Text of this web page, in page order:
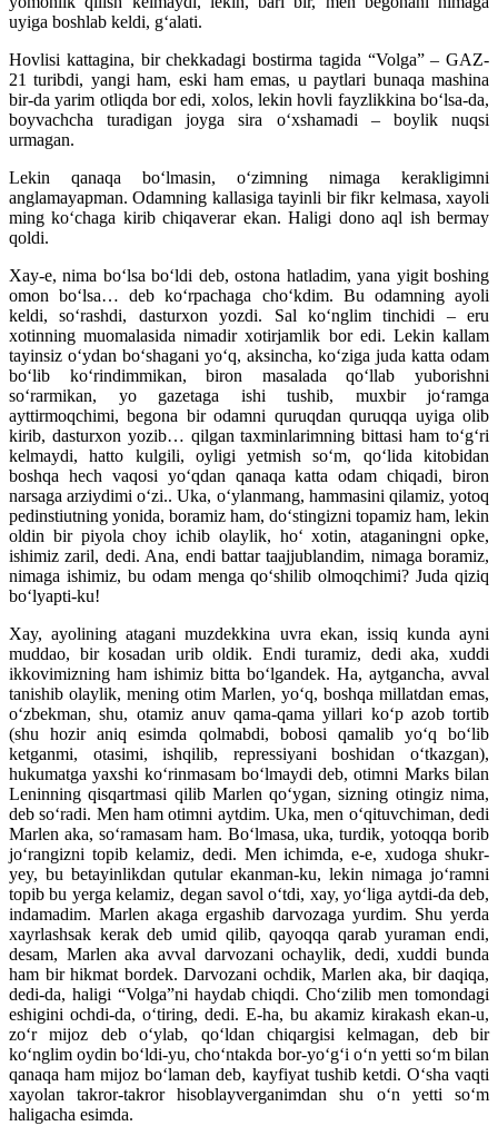
uyiga boshlab keldi, g‘alati.
Hovlisi kattagina, bir chekkadagi bostirma tagida “Volga” – GAZ-
21 turibdi, yangi ham, eski ham emas, u paytlari bunaqa mashina
bir-da yarim otliqda bor edi, xolos, lekin hovli fayzlikkina bo‘lsa-da,
boyvachcha turadigan joyga sira o‘xshamadi – boylik nuqsi
urmagan.
Lekin qanaqa bo‘lmasin, o‘zimning nimaga kerakligimni
anglamayapman. Odamning kallasiga tayinli bir fikr kelmasa, xayoli
ming ko‘chaga kirib chiqaverar ekan. Haligi dono aql ish bermay
qoldi.
Xay-e, nima bo‘lsa bo‘ldi deb, ostona hatladim, yana yigit boshing
omon bo‘lsa… deb ko‘rpachaga cho‘kdim. Bu odamning ayoli
keldi, so‘rashdi, dasturxon yozdi. Sal ko‘nglim tinchidi – eru
xotinning muomalasida nimadir xotirjamlik bor edi. Lekin kallam
tayinsiz o‘ydan bo‘shagani yo‘q, aksincha, ko‘ziga juda katta odam
bo‘lib ko‘rindimmikan, biron masalada qo‘llab yuborishni
so‘rarmikan, yo gazetaga ishi tushib, muxbir jo‘ramga
ayttirmoqchimi, begona bir odamni quruqdan quruqqa uyiga olib
kirib, dasturxon yozib… qilgan taxminlarimning bittasi ham to‘g‘ri
kelmaydi, hatto kulgili, oyligi yetmish so‘m, qo‘lida kitobidan
boshqa hech vaqosi yo‘qdan qanaqa katta odam chiqadi, biron
narsaga arziydimi o‘zi.. Uka, o‘ylanmang, hammasini qilamiz, yotoq
pedinstiutning yonida, boramiz ham, do‘stingizni topamiz ham, lekin
oldin bir piyola choy ichib olaylik, ho‘ xotin, ataganingni opke,
ishimiz zaril, dedi. Ana, endi battar taajjublandim, nimaga boramiz,
nimaga ishimiz, bu odam menga qo‘shilib olmoqchimi? Juda qiziq
bo‘lyapti-ku!
Xay, ayolining atagani muzdekkina uvra ekan, issiq kunda ayni
muddao, bir kosadan urib oldik. Endi turamiz, dedi aka, xuddi
ikkovimizning ham ishimiz bitta bo‘lgandek. Ha, aytgancha, avval
tanishib olaylik, mening otim Marlen, yo‘q, boshqa millatdan emas,
o‘zbekman, shu, otamiz anuv qama-qama yillari ko‘p azob tortib
(shu hozir aniq esimda qolmabdi, bobosi qamalib yo‘q bo‘lib
ketganmi, otasimi, ishqilib, repressiyani boshidan o‘tkazgan),
hukumatga yaxshi ko‘rinmasam bo‘lmaydi deb, otimni Marks bilan
Leninning qisqartmasi qilib Marlen qo‘ygan, sizning otingiz nima,
deb so‘radi. Men ham otimni aytdim. Uka, men o‘qituvchiman, dedi
Marlen aka, so‘ramasam ham. Bo‘lmasa, uka, turdik, yotoqqa borib
jo‘rangizni topib kelamiz, dedi. Men ichimda, e-e, xudoga shukr-
yey, bu betayinlikdan qutular ekanman-ku, lekin nimaga jo‘ramni
topib bu yerga kelamiz, degan savol o‘tdi, xay, yo‘liga aytdi-da deb,
indamadim. Marlen akaga ergashib darvozaga yurdim. Shu yerda
xayrlashsak kerak deb umid qilib, qayoqqa qarab yuraman endi,
desam, Marlen aka avval darvozani ochaylik, dedi, xuddi bunda
ham bir hikmat bordek. Darvozani ochdik, Marlen aka, bir daqiqa,
dedi-da, haligi “Volga”ni haydab chiqdi. Cho‘zilib men tomondagi
eshigini ochdi-da, o‘tiring, dedi. E-ha, bu akamiz kirakash ekan-u,
zo‘r mijoz deb o‘ylab, qo‘ldan chiqargisi kelmagan, deb bir
ko‘nglim oydin bo‘ldi-yu, cho‘ntakda bor-yo‘g‘i o‘n yetti so‘m bilan
qanaqa ham mijoz bo‘laman deb, kayfiyat tushib ketdi. O‘sha vaqti
xayolan takror-takror hisoblayverganimdan shu o‘n yetti so‘m
haligacha esimda.